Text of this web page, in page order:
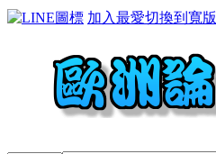
加入最愛切換到寬版